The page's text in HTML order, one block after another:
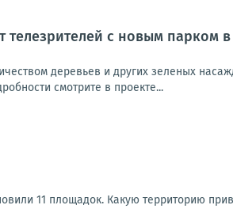
с новым парком
деревьев и других зеленых
смотрите в проекте...
11 площадок. Какую территорию